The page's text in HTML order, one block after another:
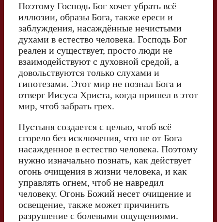
Поэтому Господь Бог хочет убрать всё
иллюзии, образы Бога, также ереси и
заблуждения, насаждённые нечистыми
духами в естество человека. Господь Бог
реален и существует, просто люди не
взаимодействуют с духовной средой, а
довольствуются только слухами и
гипотезами. Этот мир не познал Бога и
отверг Иисуса Христа, когда пришел в этот
мир, чтоб забрать грех.
Пустыня создается с целью, чтоб всё
сгорело без исключения, что не от Бога
насажденное в естество человека. Поэтому
нужно изначально познать, как действует
огонь очищения в жизни человека, и как
управлять огнем, чтоб не навредил
человеку. Огонь Божий несет очищение и
освещение, также может причинить
разрушение с болевыми ощущениями.